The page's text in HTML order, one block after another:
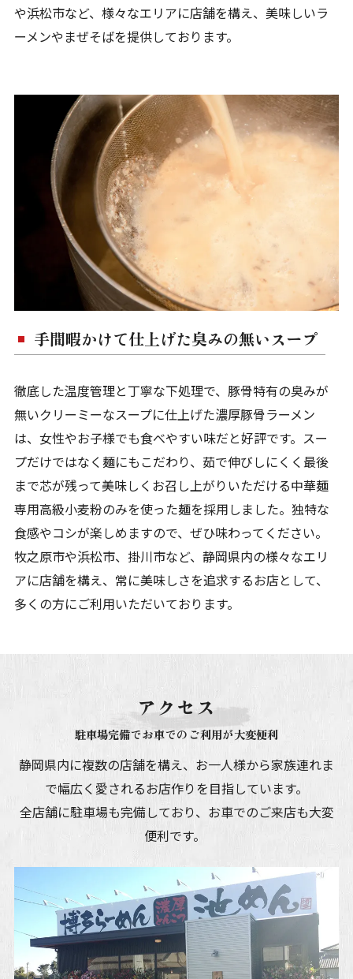
や浜松市など、様々なエリアに店舗を構え、美味しいラ
ーメンやまぜそばを提供しております。
手間暇かけて仕上げた臭みの無いスープ
徹底した温度管理と丁寧な下処理で、豚骨特有の臭みが
無いクリーミーなスープに仕上げた濃厚豚骨ラーメン
は、女性やお子様でも食べやすい味だと好評です。スー
プだけではなく麺にもこだわり、茹で伸びしにくく最後
まで芯が残って美味しくお召し上がりいただける中華麺
専用高級小麦粉のみを使った麺を採用しました。独特な
食感やコシが楽しめますので、ぜひ味わってください。
牧之原市や浜松市、掛川市など、静岡県内の様々なエリ
アに店舗を構え、常に美味しさを追求するお店として、
多くの方にご利用いただいております。
駐車場完備でお車でのご利用が大変便利
アクセス
静岡県内に複数の店舗を構え、お一人様から家族連れま
で幅広く愛されるお店作りを目指しています。
全店舗に駐車場も完備しており、お車でのご来店も大変
便利です。